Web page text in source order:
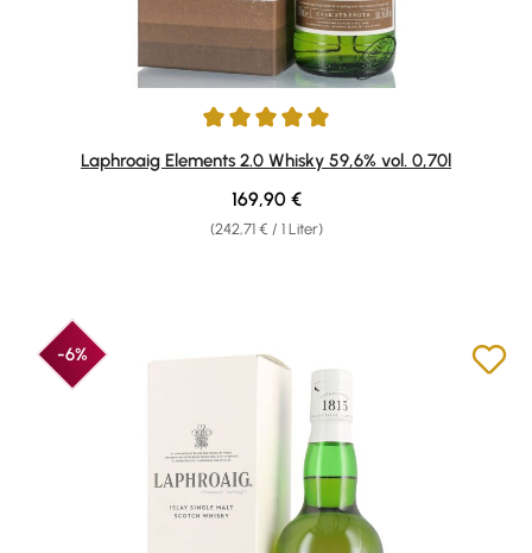
Durchschnittliche Bewertung von 5 von 5 Sternen
Laphroaig Elements 2.0 Whisky 59,6% vol. 0,70l
(242,71 € / 1 Liter)
Regulärer Preis:
169,90 €
-6%